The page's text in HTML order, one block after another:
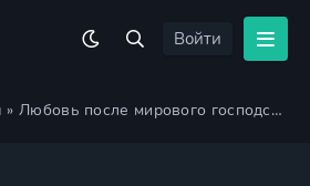
Войти
» Любовь после мирового господства